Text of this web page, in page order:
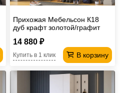
Прихожая Мебельсон К18
дуб крафт золотой/графит
14 880 ₽
В корзину
Купить в 1 клик